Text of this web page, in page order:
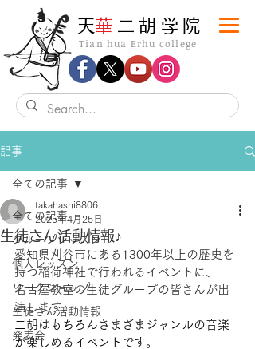
Tian hua Erhu college
​天華 二胡学院
記事
全ての記事
グループレッスン
個人レッスン
ワークショップ
生徒さん活動情報
発表会
全ての記事
生徒さん活動情報♪
takahashi8806
2025年4月25日
愛知県刈谷市にある1300年以上の歴史を
持つ稲荷神社で行われるイベントに、
名古屋教室の生徒グループの皆さんが出
演します♪
二胡はもちろんさまざまジャンルの音楽
が楽しめるイベントです。